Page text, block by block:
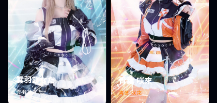
雲羽ひなた
雲羽ひなた
青葉 咲來
青葉 咲來